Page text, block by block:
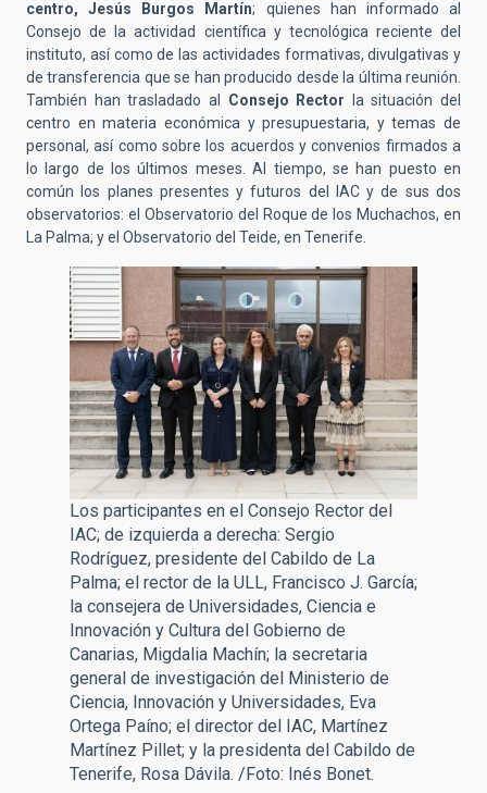
centro, Jesús Burgos Martín; quienes han informado al
Consejo de la actividad científica y tecnológica reciente del
instituto, así como de las actividades formativas, divulgativas y
de transferencia que se han producido desde la última reunión.
También han trasladado al Consejo Rector la situación del
centro en materia económica y presupuestaria, y temas de
personal, así como sobre los acuerdos y convenios firmados a
lo largo de los últimos meses. Al tiempo, se han puesto en
común los planes presentes y futuros del IAC y de sus dos
observatorios: el Observatorio del Roque de los Muchachos, en
La Palma; y el Observatorio del Teide, en Tenerife.
Los participantes en el Consejo Rector del
IAC; de izquierda a derecha: Sergio
Rodríguez, presidente del Cabildo de La
Palma; el rector de la ULL, Francisco J. García;
la consejera de Universidades, Ciencia e
Innovación y Cultura del Gobierno de
Canarias, Migdalia Machín; la secretaria
general de investigación del Ministerio de
Ciencia, Innovación y Universidades, Eva
Ortega Paíno; el director del IAC, Martínez
Martínez Pillet; y la presidenta del Cabildo de
Tenerife, Rosa Dávila. /Foto: Inés Bonet.